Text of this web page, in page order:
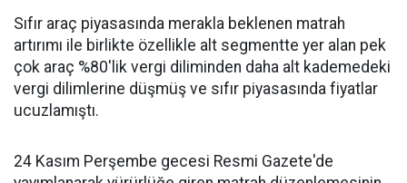
Sıfır araç piyasasında merakla beklenen matrah
artırımı ile birlikte özellikle alt segmentte yer alan pek
çok araç %80'lik vergi diliminden daha alt kademedeki
vergi dilimlerine düşmüş ve sıfır piyasasında fiyatlar
ucuzlamıştı.
24 Kasım Perşembe gecesi Resmi Gazete'de